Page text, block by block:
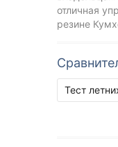
отличная
резине
Тест